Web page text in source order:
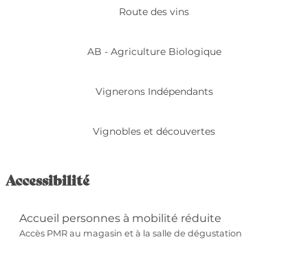
Route des vins
AB - Agriculture Biologique
Vignerons Indépendants
Vignobles et découvertes
Accessibilité
Accueil personnes à mobilité réduite
Accès PMR au magasin et à la salle de dégustation